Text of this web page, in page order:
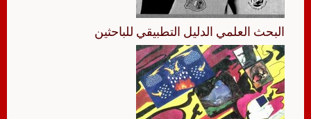
البحث العلمي الدليل التطبيقي للباحثين